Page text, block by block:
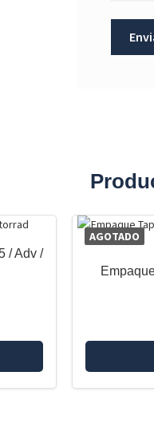
/ Adv /
AGOTADO